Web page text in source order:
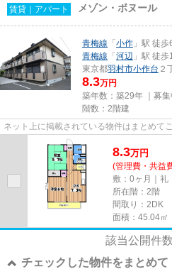
賃貸｜アパート メゾン・ボヌール
青梅線 「小作 」駅 徒歩
青梅線 「河辺 」駅 徒
東京都羽村市小作台 ２
8.3万円
築年数：築29年 ｜募集
階数：2階建
ネット上に掲載されている物件はまとめて
8.3万円
(管理費・共益
敷：0ヶ月｜礼
所在階：2階
間取り：2DK
面積：45.04㎡
該当公開件数
チェックした物件をまとめて